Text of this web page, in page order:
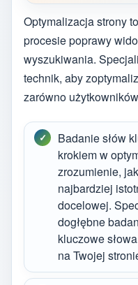
Optymalizacja strony
procesie poprawy
wyszukiwania.
technik, aby
zarówno
Badanie słów
krokiem w
zrozumienie,
najbardziej
docelowej.
dogłębne
kluczowe
na Twojej